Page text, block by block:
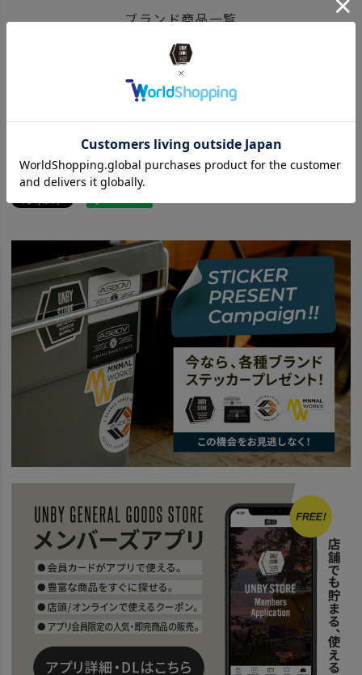
アウトドア・キャンプ用品 ファニチャー
キッチン・インテリア・収納
UNBY SELECT &NUT - アンドナット
【焚き火会開催＠SANDA】
ブランド商品一覧
&NUT アンドナット 商品一覧はこちら